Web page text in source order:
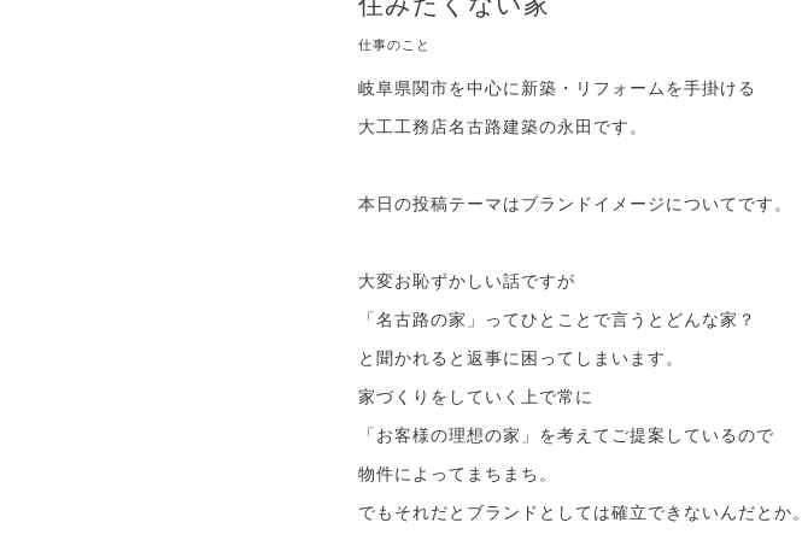
仕事のこと
岐阜県関市を中心に新築・リフォームを手掛ける
大工工務店名古路建築の永田です。
本日の投稿テーマはブランドイメージについてです。
大変お恥ずかしい話ですが
「名古路の家」ってひとことで言うとどんな家？
と聞かれると返事に困ってしまいます。
家づくりをしていく上で常に
「お客様の理想の家」を考えてご提案しているので
物件によってまちまち。
でもそれだとブランドとしては確立できないんだとか。